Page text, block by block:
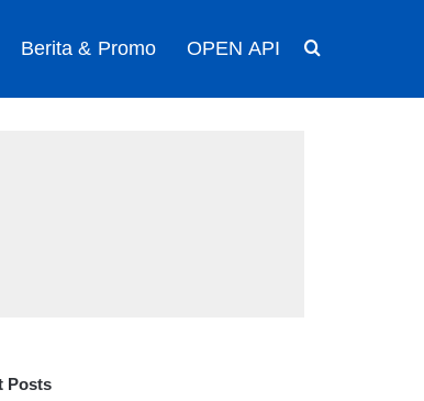
Berita & Promo OPEN API
Posts